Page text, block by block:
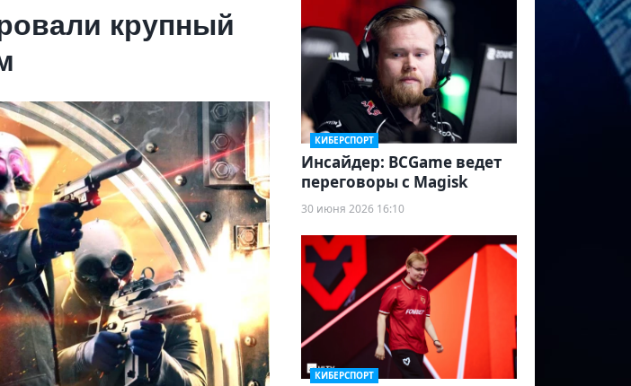
крупный
КИБЕРСПОРТ
Инсайдер: BCGame ведет
переговоры с Magisk
30 июня 2026 16:10
КИБЕРСПОРТ